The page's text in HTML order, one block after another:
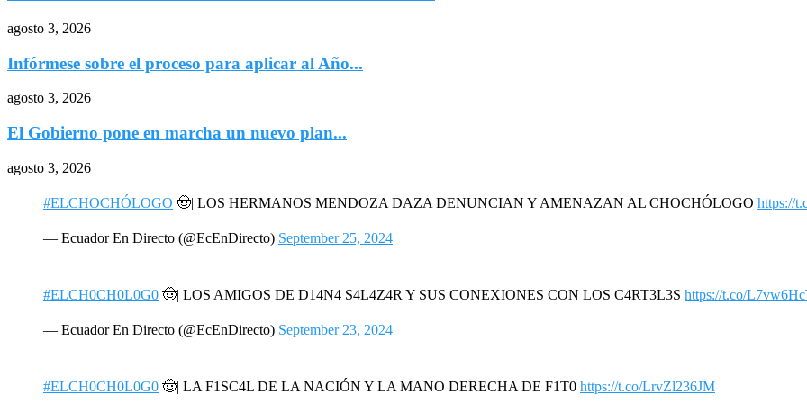
agosto 3, 2026
Infórmese sobre el proceso para aplicar al Año...
agosto 3, 2026
El Gobierno pone en marcha un nuevo plan...
agosto 3, 2026
#ELCHOCHÓLOGO 🤠| LOS HERMANOS MENDOZA DAZA DENUNCIAN Y AMENAZAN AL CHOCHÓLOGO https://
— Ecuador En Directo (@EcEnDirecto) September 25, 2024
#ELCH0CH0L0G0 🤠| LOS AMIGOS DE D14N4 S4L4Z4R Y SUS CONEXIONES CON LOS C4RT3L3S https://t.co/
— Ecuador En Directo (@EcEnDirecto) September 23, 2024
#ELCH0CH0L0G0 🤠| LA F1SC4L DE LA NACIÓN Y LA MANO DERECHA DE F1T0 https://t.co/LrvZl236JM